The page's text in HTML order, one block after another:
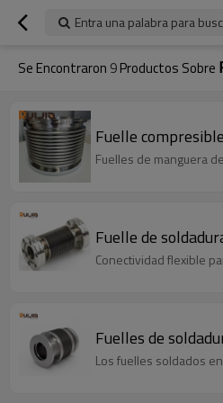
Entra una palabra para
Se Encontraron 9Productos Sobre
Fuelle
Fuelles de manguera
Fuelle de
Conectividad flexible
Fuelles de
Los fuelles soldados